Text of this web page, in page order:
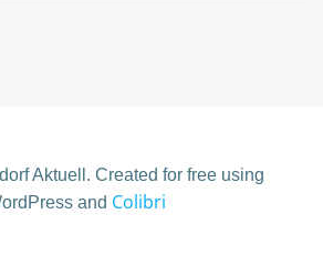
Aktuell. Created for free using
and Colibri